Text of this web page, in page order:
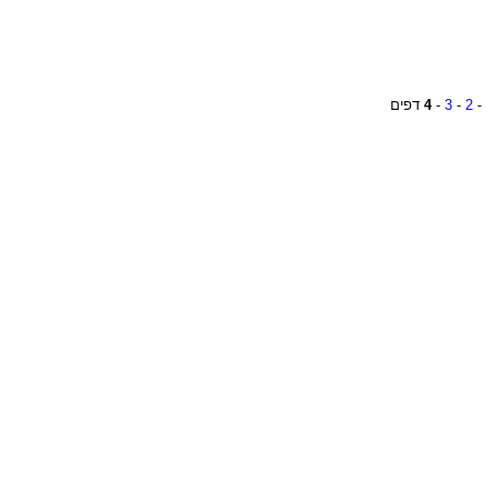
-
2
-
3
-
4 דפים